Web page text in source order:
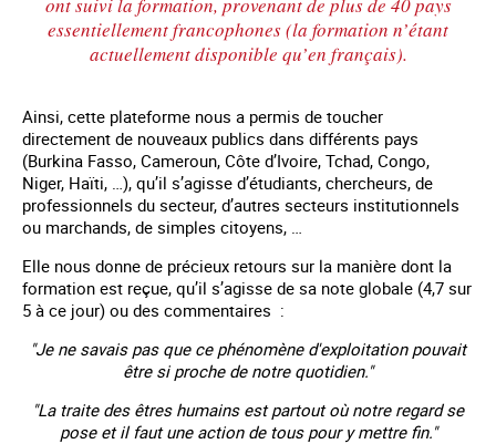
essentiellement francophones (la formation n’étant
actuellement disponible qu’en français).
Ainsi, cette plateforme nous a permis de toucher
directement de nouveaux publics dans différents pays
(Burkina Fasso, Cameroun, Côte d’Ivoire, Tchad, Congo,
Niger, Haïti, …), qu’il s’agisse d’étudiants, chercheurs, de
professionnels du secteur, d’autres secteurs institutionnels
ou marchands, de simples citoyens, …
Elle nous donne de précieux retours sur la manière dont la
formation est reçue, qu’il s’agisse de sa note globale (4,7 sur
5 à ce jour) ou des commentaires :
"Je ne savais pas que ce phénomène d'exploitation pouvait
être si proche de notre quotidien."
"La traite des êtres humains est partout où notre regard se
pose et il faut une action de tous pour y mettre fin."